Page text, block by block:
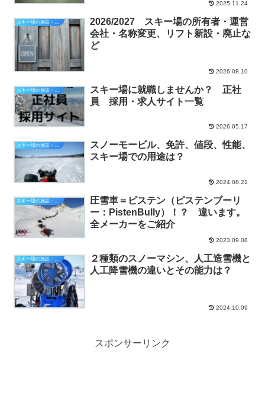
2025.11.24
スキー場の施設・設備
2026/2027 スキー場の所有者・運営
会社・名称変更、リフト新設・廃止な
ど
2026.08.10
スキー場の施設・設備
スキー場に就職しませんか？ 正社
員 採用・求人サイト一覧
2026.05.17
スキー場の施設・設備
スノーモービル、免許、値段、性能、
スキー場での用途は？
2024.08.21
スキー場の施設・設備
圧雪車＝ピステン（ピステンブーリ
ー：PistenBully）！？ 違います。
全メーカーをご紹介
2023.09.08
２種類のスノーマシン、人工造雪機と
人工降雪機の違いとその能力は？
2024.10.09
スポンサーリンク